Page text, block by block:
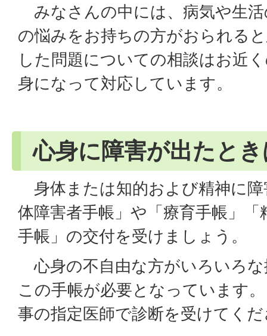
みなさんの中には、病気や生
の悩みをお持ちの方がおられる
した問題についての相談はお近
身になって対応しています。
心身に障害が出たと
身体または知的および精神に
体障害者手帳」や「療育手帳」「
手帳」の交付を受けましょう。
心身の不自由な方がいろいろ
この手帳が必要となっています
事の指定医師で診断を受けてく